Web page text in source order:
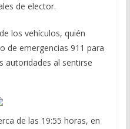
de elector.
los vehículos, quién
de emergencias 911 para
autoridades al sentirse
de las 19:55 horas, en